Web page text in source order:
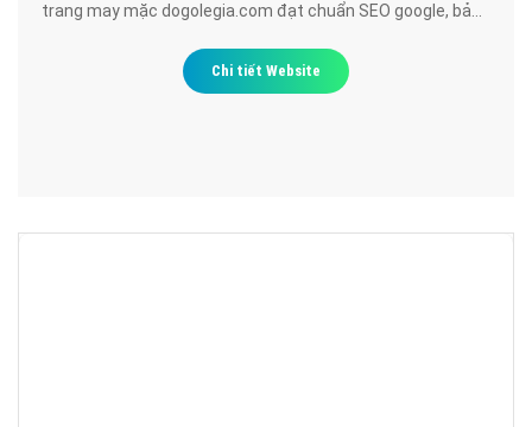
trang may mặc dogolegia.com đạt chuẩn SEO google, bảo
Chi tiết Website